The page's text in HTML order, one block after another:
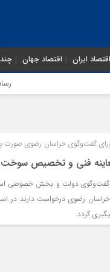
اقتصاد ایران اقتصاد جهان
گفت‌وگوی خراسان رضوی صورت
فنی و تخصیص سوخت
گفت‌وگوی دولت و بخش خصوصی
رضوی درخواست دارند در
گردد.